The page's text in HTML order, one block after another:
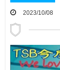
2023/10/08